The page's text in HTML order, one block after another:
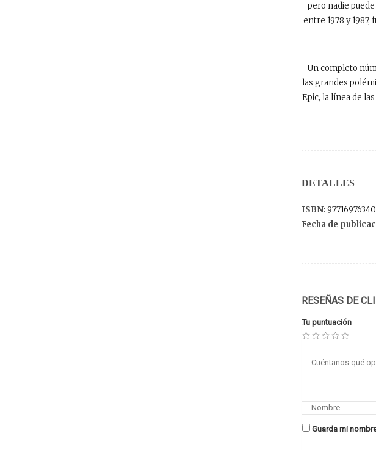
pero nadie
entre 1978 y
Un completo
las grandes
Epic, la línea de
DETALLES
ISBN:
Fecha de
RESEÑAS DE
Tu puntuación
Guarda mi